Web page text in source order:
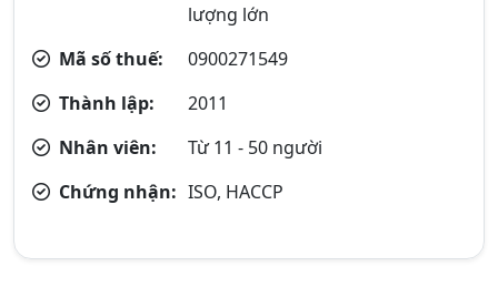
lượng lớn
Mã số thuế:
0900271549
Thành lập:
2011
Nhân viên:
Từ 11 - 50 người
Chứng nhận: ISO, HACCP